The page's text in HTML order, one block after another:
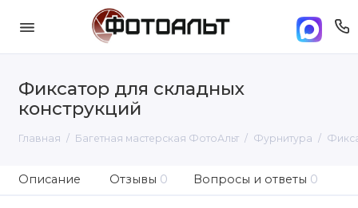
Фиксатор для складных
конструкций
Главная Багетная мастерская ФотоАльт Фурнитура
Описание Отзывы 0 Вопросы и ответы 0